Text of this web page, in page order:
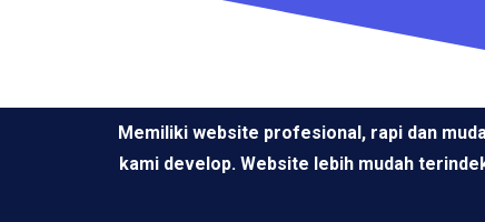
Memiliki website profesional, rapi dan
kami develop. Website lebih mudah